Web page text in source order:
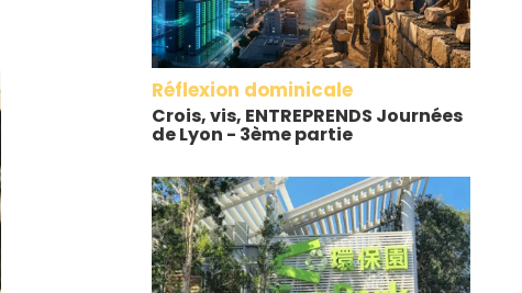
Réflexion dominicale
Crois, vis, ENTREPRENDS Journées
de Lyon - 3ème partie